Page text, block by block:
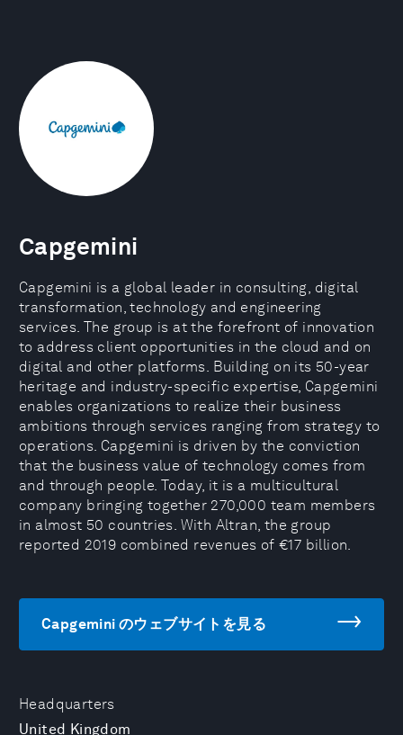
Headquarters
United Kingdom
Capgemini
Capgemini is a global leader in consulting, digital
transformation, technology and engineering
services. The group is at the forefront of innovation
to address client opportunities in the cloud and on
digital and other platforms. Building on its 50-year
heritage and industry-specific expertise, Capgemini
enables organizations to realize their business
ambitions through services ranging from strategy to
operations. Capgemini is driven by the conviction
that the business value of technology comes from
and through people. Today, it is a multicultural
company bringing together 270,000 team members
in almost 50 countries. With Altran, the group
reported 2019 combined revenues of €17 billion.
Capgemini のウェブサイトを見る